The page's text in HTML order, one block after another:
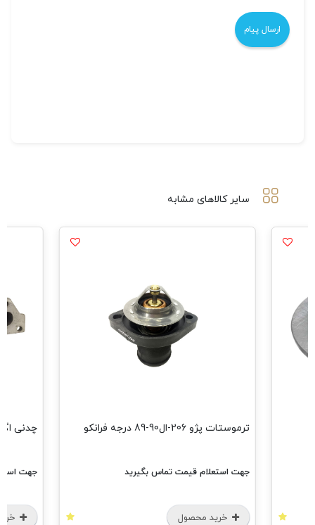
سایر کالاهای مشابه
ترموستات پژو 206-ال90-89 درجه فرانکو
جهت استعلام قیمت تماس بگیرید
خرید محصول
چدنی اگزوز پژو
جهت